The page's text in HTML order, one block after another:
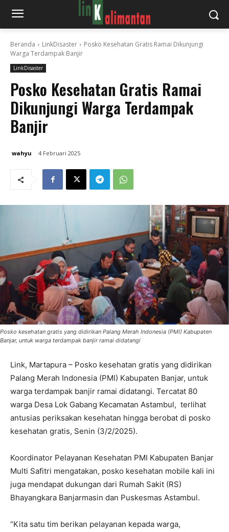
Beranda LinkDisaster
Posko Kesehatan Gratis Ramai Dikunjungi
Warga Terdampak Banjir
LinkDisaster
Posko Kesehatan Gratis Ramai
Dikunjungi Warga Terdampak
Banjir
wahyu 4 Februari 2025
Posko kesehatan gratis yang didirikan Palang Merah Indonesia (PMI) Kabupaten
Banjar, untuk warga terdampak banjir ramai didatangi
Link, Martapura – Posko kesehatan gratis yang didirikan
Palang Merah Indonesia (PMI) Kabupaten Banjar, untuk
warga terdampak banjir ramai didatangi. Tercatat 80
warga Desa Lok Gabang Kecamatan Astambul, terlihat
antusias periksakan kesehatan hingga berobat di posko
kesehatan gratis, Senin (3/2/2025).
Koordinator Pelayanan Kesehatan PMI Kabupaten Banjar
Multi Safitri mengatakan, posko kesehatan mobile kali ini
juga mendapat dukungan dari Rumah Sakit (RS)
Bhayangkara Banjarmasin dan Puskesmas Astambul.
“Kita satu tim berikan pelayanan kepada warga,